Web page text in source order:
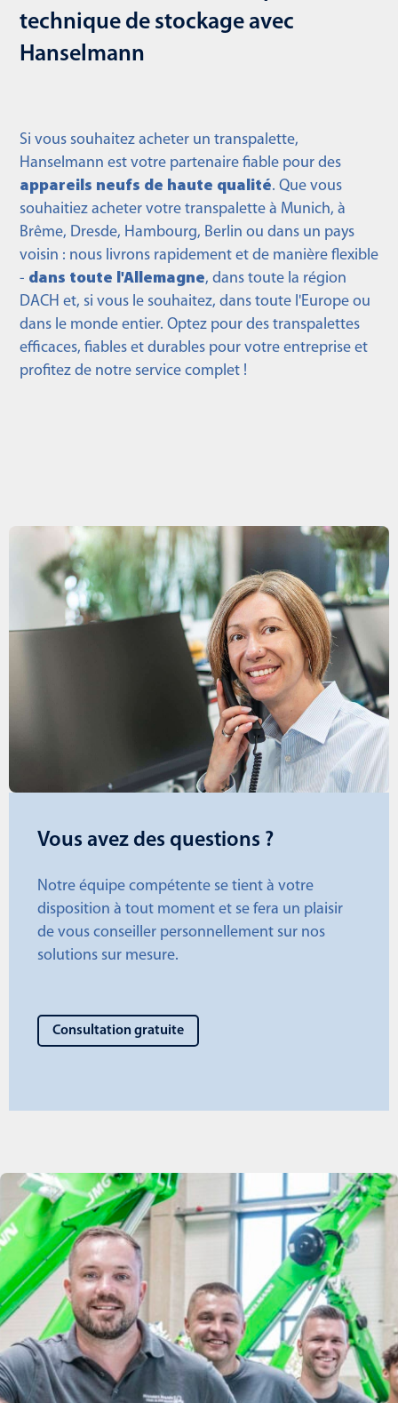
technique de stockage avec
Hanselmann
Si vous souhaitez acheter un transpalette,
Hanselmann est votre partenaire fiable pour des
appareils neufs de haute qualité. Que vous
souhaitiez acheter votre transpalette à Munich, à
Brême, Dresde, Hambourg, Berlin ou dans un pays
voisin : nous livrons rapidement et de manière flexible
- dans toute l'Allemagne, dans toute la région
DACH et, si vous le souhaitez, dans toute l'Europe ou
dans le monde entier. Optez pour des transpalettes
efficaces, fiables et durables pour votre entreprise et
profitez de notre service complet !
Vous avez des questions ?
Notre équipe compétente se tient à votre
disposition à tout moment et se fera un plaisir
de vous conseiller personnellement sur nos
solutions sur mesure.
Consultation gratuite